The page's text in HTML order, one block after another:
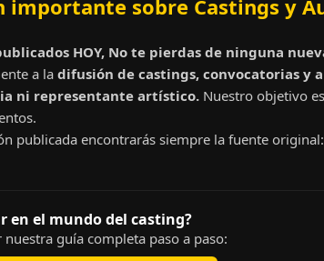
importante sobre Castings y
HOY, No te pierdas de ninguna
a ladifusión de castings, convocatorias y
ni representante artístico. Nuestro objetivo
publicada encontrarás siempre la fuente original:
en el mundo del casting?
guía completa paso a paso: